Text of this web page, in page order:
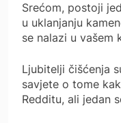
Srećom, postoji
u uklanjanju
se nalazi u vašem
Ljubitelji čišćenja
savjete o tome
Redditu, ali jedan